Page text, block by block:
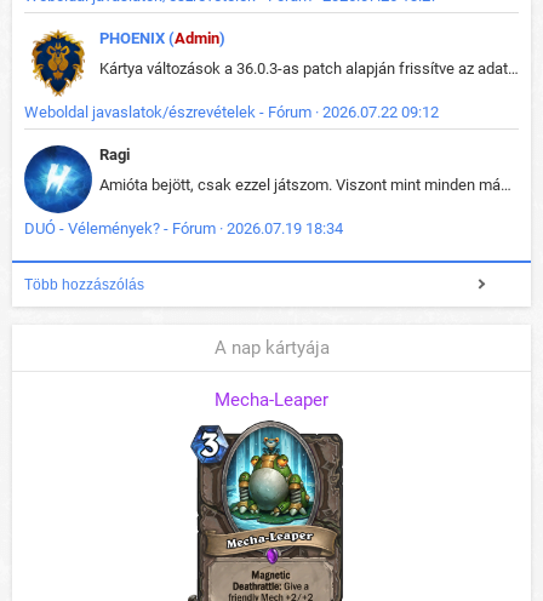
PHOENIX (Admin)
Kártya változások a 36.0.3-as patch alapján frissítve az adatbázisban (képek is cserélve).
Weboldal javaslatok/észrevételek - Fórum · 2026.07.22 09:12
Ragi
Amióta bejött, csak ezzel játszom. Viszont mint minden más - akár az alapjáték is, ez is baromira összetett lett. Néha már pár kör után is esélytelen az egész. Vagy irreállisan túltápol valaki, vagy lelép a partner, vagy csak hülye mint a segg. És amikor eljönne az én időm, na akkor jön el mindenki másé is. Engem jobban érdekelne, hogy ki milyen ratingen szokott játszani. Na ez lenne egy érdekes adat.
DUÓ - Vélemények? - Fórum · 2026.07.19 18:34
Több hozzászólás
A nap kártyája
Mecha-Leaper